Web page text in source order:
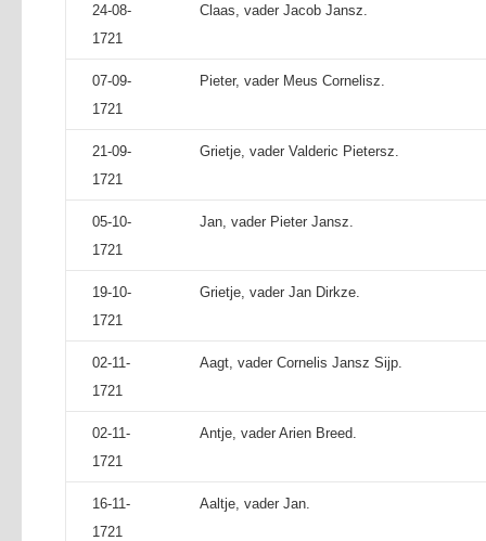
24-08-
1721
Claas, vader Jacob Jansz.
07-09-
1721
Pieter, vader Meus Cornelisz.
21-09-
1721
Grietje, vader Valderic Pietersz.
05-10-
1721
Jan, vader Pieter Jansz.
19-10-
1721
Grietje, vader Jan Dirkze.
02-11-
1721
Aagt, vader Cornelis Jansz Sijp.
02-11-
1721
Antje, vader Arien Breed.
16-11-
1721
Aaltje, vader Jan.